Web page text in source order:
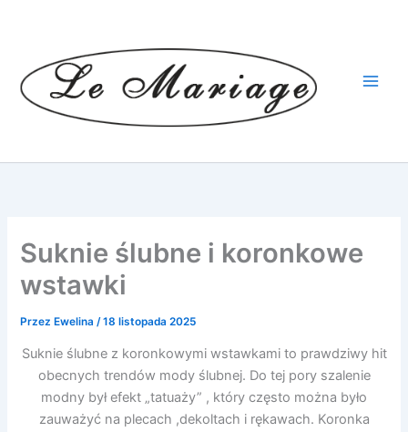
Suknie ślubne i koronkowe
wstawki
PrzezEwelina /18 listopada 2025
Suknie ślubne z koronkowymi wstawkami to prawdziwy hit
obecnych trendów mody ślubnej. Do tej pory szalenie
modny był efekt „tatuaży” , który często można było
zauważyć na plecach ,dekoltach i rękawach. Koronka